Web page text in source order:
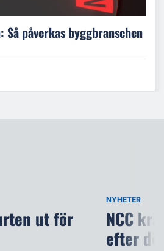
påverkas byggbranschen
ut för
NYHETER
NCC
efter